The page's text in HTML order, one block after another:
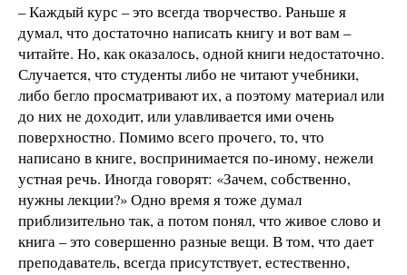
– Каждый курс – это всегда творчество. Раньше я
думал, что достаточно написать книгу и вот вам –
читайте. Но, как оказалось, одной книги недостаточно.
Случается, что студенты либо не читают учебники,
либо бегло просматривают их, а поэтому материал или
до них не доходит, или улавливается ими очень
поверхностно. Помимо всего прочего, то, что
написано в книге, воспринимается по-иному, нежели
устная речь. Иногда говорят: «Зачем, собственно,
нужны лекции?» Одно время я тоже думал
приблизительно так, а потом понял, что живое слово и
книга – это совершенно разные вещи. В том, что дает
преподаватель, всегда присутствует, естественно,